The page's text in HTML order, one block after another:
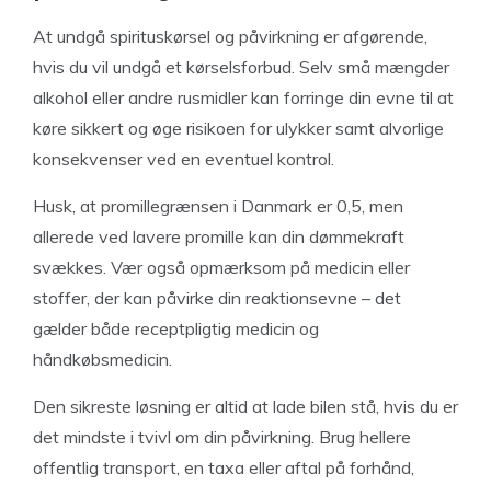
At undgå spirituskørsel og påvirkning er afgørende,
hvis du vil undgå et kørselsforbud. Selv små mængder
alkohol eller andre rusmidler kan forringe din evne til at
køre sikkert og øge risikoen for ulykker samt alvorlige
konsekvenser ved en eventuel kontrol.
Husk, at promillegrænsen i Danmark er 0,5, men
allerede ved lavere promille kan din dømmekraft
svækkes. Vær også opmærksom på medicin eller
stoffer, der kan påvirke din reaktionsevne – det
gælder både receptpligtig medicin og
håndkøbsmedicin.
Den sikreste løsning er altid at lade bilen stå, hvis du er
det mindste i tvivl om din påvirkning. Brug hellere
offentlig transport, en taxa eller aftal på forhånd,